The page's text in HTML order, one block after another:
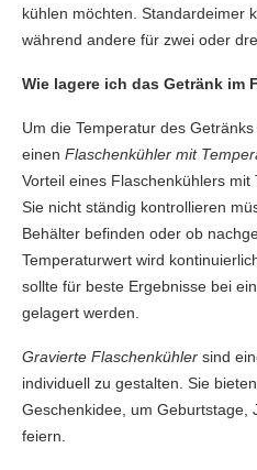
kühlen möchten. Standardeimer
während andere für zwei oder
Wie lagere ich das Getränk im
Um die Temperatur des
einen Flaschenkühler mit
Vorteil eines Flaschenkühlers
Sie nicht ständig kontrollieren
Behälter befinden oder ob
Temperaturwert wird
sollte für beste Ergebnisse bei
gelagert werden.
Gravierte Flaschenkühler sind
individuell zu gestalten. Sie
Geschenkidee, um Geburtstage,
feiern.